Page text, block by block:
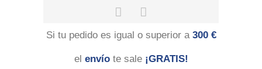
Si tu pedido es igual o superior a300 €
el envíote sale ¡GRATIS!